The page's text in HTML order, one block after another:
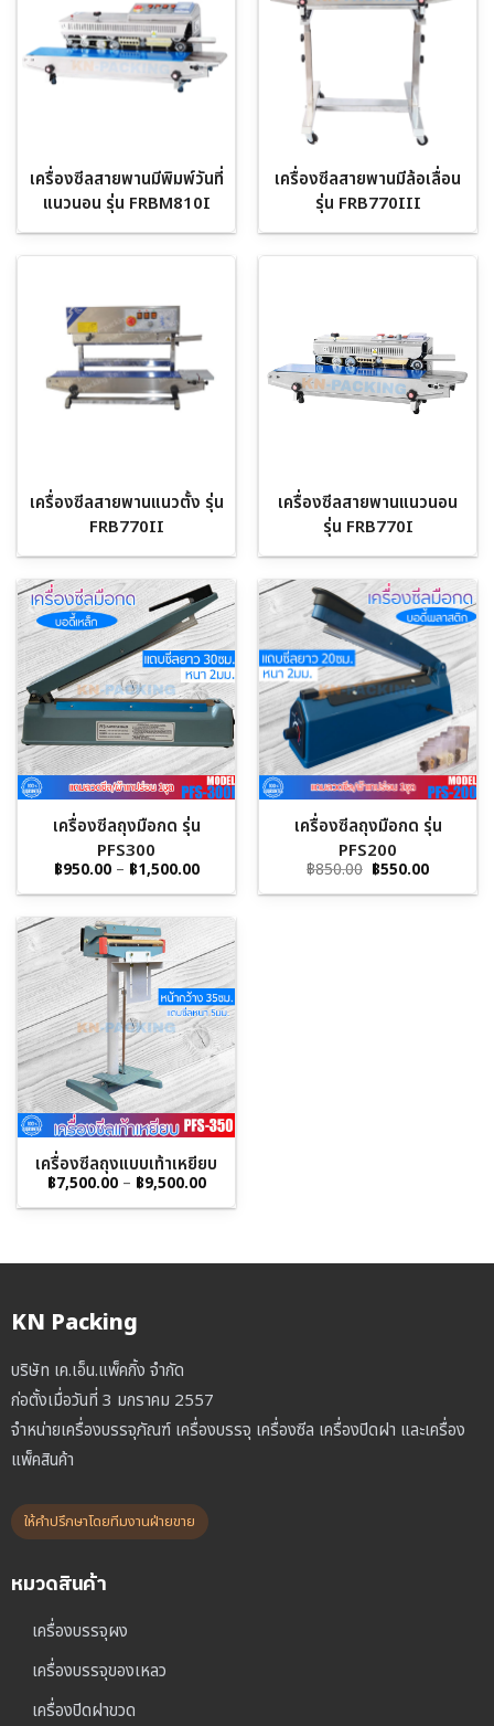
เครื่องซีลสายพานมีพิมพ์วันที่
แนวนอน รุ่น FRBM810I
เครื่องซีลสายพานมีล้อเลื่อน
รุ่น FRB770III
เครื่องซีลสายพานแนวตั้ง รุ่น
FRB770II
เครื่องซีลสายพานแนวนอน
รุ่น FRB770I
เครื่องซีลถุงมือกด รุ่น
PFS300
฿950.00 – ฿1,500.00Price
฿950.00
through
฿1,500.00
เครื่องซีลถุงมือกด รุ่น
PFS200
฿850.00 Original
was:
฿550.00Current
is:
เครื่องซีลถุงแบบเท้าเหยียบ
฿7,500.00 – ฿9,500.00Price
฿7,500.00
KN Packing
บริษัท เค.เอ็น.แพ็คกิ้ง จำกัด
ก่อตั้งเมื่อวันที่ 3 มกราคม 2557
จำหน่ายเครื่องบรรจุภัณฑ์ เครื่องบรรจุ เครื่องซีล เครื่องปิดฝา และเครื่อง
แพ็คสินค้า
ให้คำปรึกษาโดยทีมงานฝ่ายขาย
หมวดสินค้า
เครื่องบรรจุผง
เครื่องบรรจุของเหลว
เครื่องปิดฝาขวด